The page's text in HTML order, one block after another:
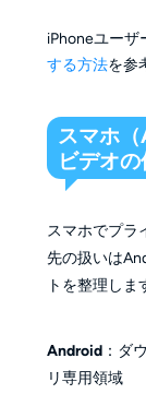
iPhoneユーザ
する方法を参
スマホ
ビデオ
スマホでプラ
先の扱いは
トを整理しま
Android：ダ
リ専用領域